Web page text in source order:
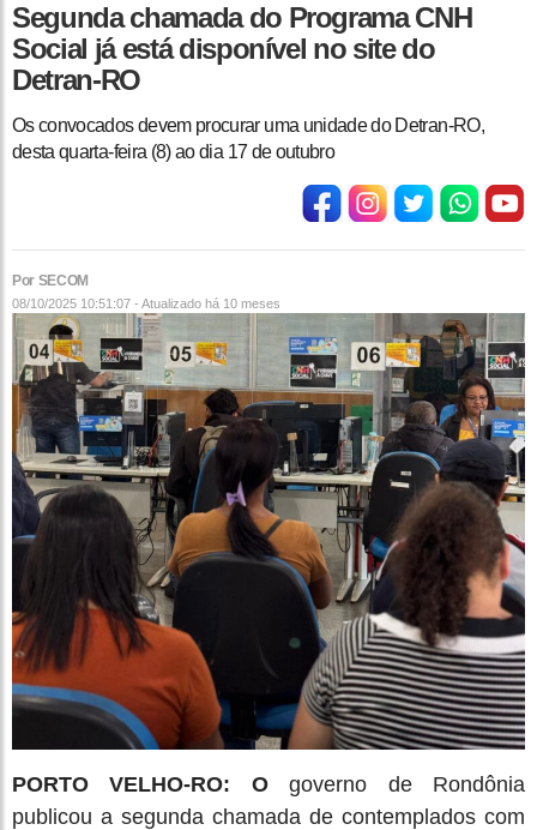
Segunda chamada do Programa CNH
Social já está disponível no site do
Detran-RO
Os convocados devem procurar uma unidade do Detran-RO,
desta quarta-feira (8) ao dia 17 de outubro
Por SECOM
08/10/2025 10:51:07 - Atualizado há 10 meses
PORTO VELHO-RO: Ogoverno de Rondônia
publicou a segunda chamada de contemplados com